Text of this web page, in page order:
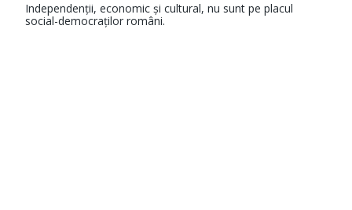
Independenții, economic și cultural, nu sunt pe placul
social-democraților români.